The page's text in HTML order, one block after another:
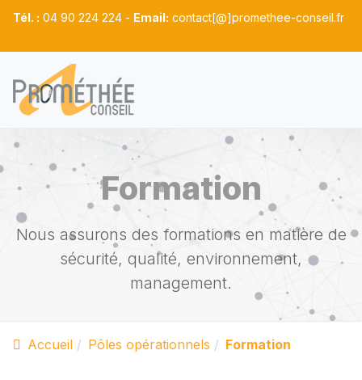
Tél. : 04 90 224 224 - Email: contact[@]promethee-conseil.fr
Formation
Nous assurons des formations en matière de
sécurité, qualité, environnement,
management.
Accueil Pôles opérationnels Formation